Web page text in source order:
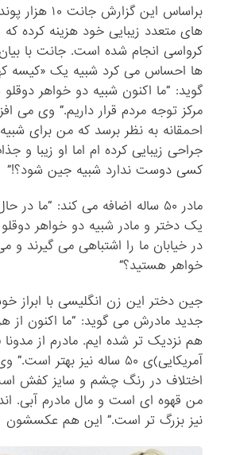
براساس این گزارش
های متعدد زیبایی خود هزینه کرده
کرواسی انجام شده است. جانت با
ها احساس می کرد شبیه یک «کیسه
گوید: “ما اکنون شبیه دو خواهر
مرکز توجه مردم قرار داریم.” وی می
احمقانه به نظر برسد که من برای
جراحی زیبایی کرده ام اما او زیبا و
کسی دوست ندارد شبیه جین شود؟!”
مادر ۵۰ ساله اضافه می کند: “ما
یک دختر و مادر شبیه دو خواهر
در خیابان ما را اشتباهی می گیرند و
خواهر هستید؟”
جین دختر این زن انگلیسی با ابراز
جدید مادرش می گوید: “ما اکنون از
هم نزدیک تر شده ایم. مادرم از مدونا
آمریکایی)ی ۵۰ ساله نیز بهتر
اختلاف در رنگ چشم و سایز کفش
من قهوه ای است و مال مادرم آبی.
نیز بزرگ تر است.” این هم عکسشون